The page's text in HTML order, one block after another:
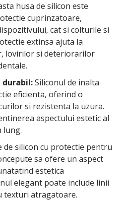
husa de silicon este
cuprinzatoare,
cat si colturile si
extinsa ajuta la
lovirilor si deteriorarilor
Siliconul de inalta
eficienta, oferind o
si rezistenta la uzura.
aspectului estetic al
lung.
de silicon cu protectie pentru
sa ofere un aspect
estetica
elegant poate include linii
texturi atragatoare.